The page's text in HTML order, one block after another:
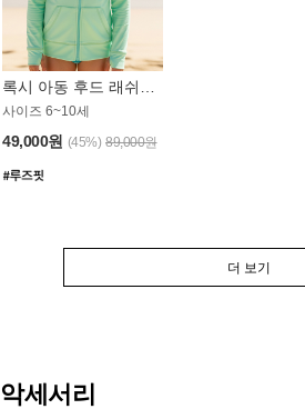
록시 아동 후드 래쉬가드 GT764MRX
사이즈 6~10세
49,000원 (45%) 89,000원
더 보기
악세서리